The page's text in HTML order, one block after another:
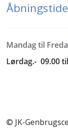
Mandag til
Lørdag.- 09.00
© JK-